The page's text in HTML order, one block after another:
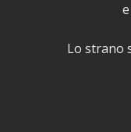
Lo strano